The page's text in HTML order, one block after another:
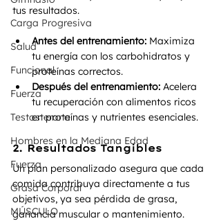
Carga Progresiva
Salud
Funcional
Fuerza
Testosterona
Hombres en la Mediana Edad
Fuerza
Grasa Corporal
MÚSCULO
tus resultados.
Antes del entrenamiento: Maximiza
tu energía con los carbohidratos y
proteínas correctos.
Después del entrenamiento: Acelera
tu recuperación con alimentos ricos
en proteínas y nutrientes esenciales.
2. Resultados Tangibles
Un plan personalizado asegura que cada
comida contribuya directamente a tus
objetivos, ya sea pérdida de grasa,
ganancia muscular o mantenimiento.